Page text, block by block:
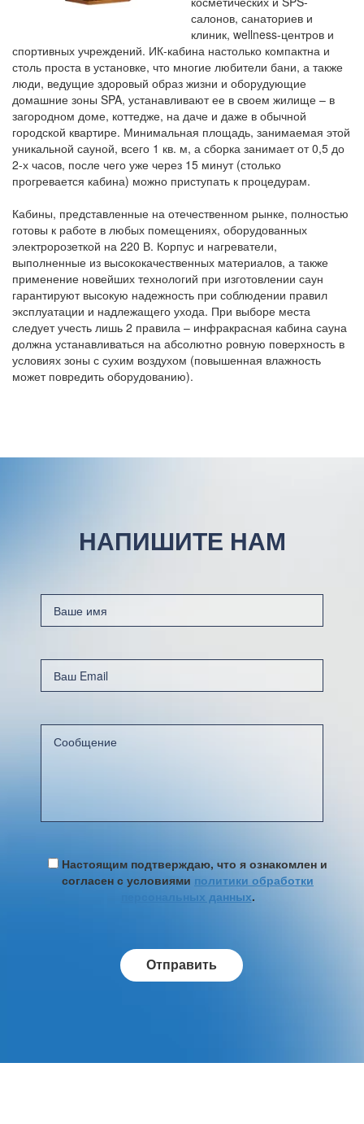
салонов, санаториев и
клиник, wellness-центров и
спортивных учреждений. ИК-кабина настолько компактна и
столь проста в установке, что многие любители бани, а также
люди, ведущие здоровый образ жизни и оборудующие
домашние зоны SPA, устанавливают ее в своем жилище – в
загородном доме, коттедже, на даче и даже в обычной
городской квартире. Минимальная площадь, занимаемая этой
уникальной сауной, всего 1 кв. м, а сборка занимает от 0,5 до
2-х часов, после чего уже через 15 минут (столько
прогревается кабина) можно приступать к процедурам.
Кабины, представленные на отечественном рынке, полностью
готовы к работе в любых помещениях, оборудованных
электророзеткой на 220 В. Корпус и нагреватели,
выполненные из высококачественных материалов, а также
применение новейших технологий при изготовлении саун
гарантируют высокую надежность при соблюдении правил
эксплуатации и надлежащего ухода. При выборе места
следует учесть лишь 2 правила – инфракрасная кабина сауна
должна устанавливаться на абсолютно ровную поверхность в
условиях зоны с сухим воздухом (повышенная влажность
может повредить оборудованию).
НАПИШИТЕ НАМ
Настоящим подтверждаю, что я ознакомлен и
согласен с условиями политики обработки
персональных данных.